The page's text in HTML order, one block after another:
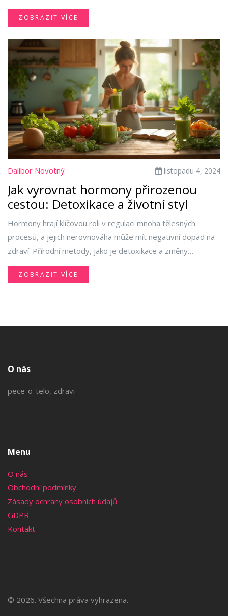
proč jsou chlupy hustší na některých místech a jak je možné
ovlivnit jejich růst. Přidáváme taky užitečné tipy, jak s chlupy
i s výběrem nejvhodnější metody depilace podle vašeho
typu pokožky i ochlupení.
ZOBRAZIT VÍCE
Dalibor Novotný listopadu 4, 2024
Jak vyrovnat hormony přirozenou
cestou: Detoxikace a životní styl
Hormony hrají klíčovou roli v regulaci mnoha tělesných
procesů, a jejich nerovnováha může mít negativní dopad na
zdraví. Přírodní metody, jako je detoxikace a změny
životního stylu, mohou významně pomoci k dosažení
hormonální rovnováhy. Článek nabízí praktické tipy a
ZOBRAZIT VÍCE
O nás
pece-o-telo, zdravi
Menu
O nás
Obchodní podmínky
Zásady ochrany osobních údajů
GDPR
Kontakt
© 2026. Všechna práva vyhrazena.